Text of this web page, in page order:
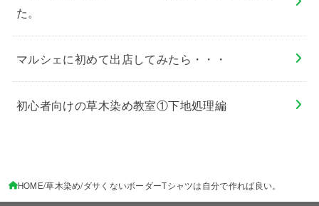
た。
マルシェに初めて出店してみたら・・・
初心者向けの草木染め教室①下地処理編
HOME 草木染め ダサくないボーダーTシャツは自分で作れば良い。